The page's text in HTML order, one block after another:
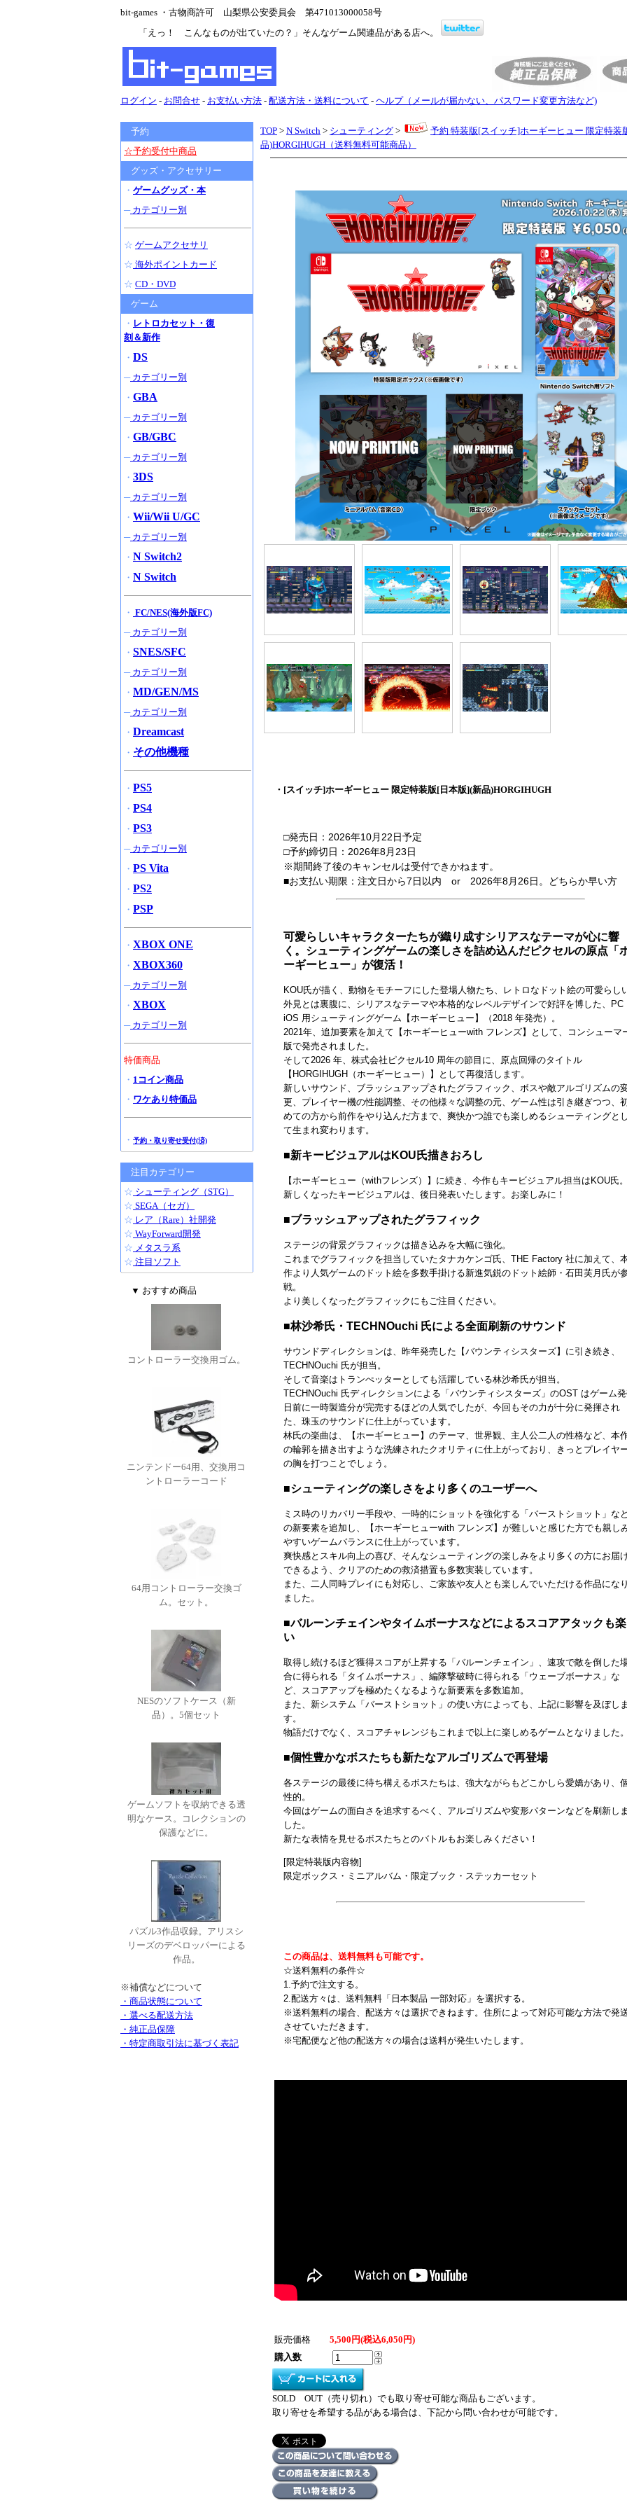
bit-games ・古物商許可 山梨県公安委員会 第471013000058号
「えっ！ こんなものが出ていたの？」そんなゲーム関連品がある店へ。
ログイン - お問合せ - お支払い方法 - 配送方法・送料について - ヘルプ（メールが届かない、パスワード変更方法など)
TOP > N Switch > シューティング >
予約 特装版[スイッチ]ホーギーヒュー 限定特装
品)HORGIHUGH（送料無料可能商品）
・[スイッチ]ホーギーヒュー 限定特装版[日本版](新品)HORGIHUGH
□発売日：2026年10月22日予定
□予約締切日：2026年8月23日
※期間終了後のキャンセルは受付できかねます。
■お支払い期限：注文日から7日以内 or 2026年8月26日。どちらか早い方
可愛らしいキャラクターたちが織り成すシリアスなテーマが心に響
く。シューティングゲームの楽しさを詰め込んだピクセルの原点「
ーギーヒュー」が復活！
KOU氏が描く、動物をモチーフにした登場人物たち、レトロなドット絵の可愛らし
外見とは裏腹に、シリアスなテーマや本格的なレベルデザインで好評を博した、PC
iOS 用シューティングゲーム【ホーギーヒュー】（2018 年発売）。
2021年、追加要素を加えて【ホーギーヒューwith フレンズ】として、コンシューマ
版で発売されました。
そして2026 年、株式会社ピクセル10 周年の節目に、原点回帰のタイトル
【HORGIHUGH（ホーギーヒュー）】として再復活します。
新しいサウンド、ブラッシュアップされたグラフィック、ボスや敵アルゴリズムの
更、プレイヤー機の性能調整、その他様々な調整の元、ゲーム性は引き継ぎつつ、
めての方から前作をやり込んだ方まで、爽快かつ誰でも楽しめるシューティングとし
て生まれ変わります。
■新キービジュアルはKOU氏描きおろし
【ホーギーヒュー（withフレンズ）】に続き、今作もキービジュアル担当はKOU氏。
新しくなったキービジュアルは、後日発表いたします。お楽しみに！
■ブラッシュアップされたグラフィック
ステージの背景グラフィックは描き込みを大幅に強化。
これまでグラフィックを担当していたタナカケンゴ氏、THE Factory 社に加えて、
作より人気ゲームのドット絵を多数手掛ける新進気鋭のドット絵師・石田芙月氏が
戦。
より美しくなったグラフィックにもご注目ください。
■林沙希氏・TECHNOuchi 氏による全面刷新のサウンド
サウンドディレクションは、昨年発売した【バウンティシスターズ】に引き続き、
TECHNOuchi 氏が担当。
そして音楽はトランぺッターとしても活躍している林沙希氏が担当。
TECHNOuchi 氏ディレクションによる「バウンティシスターズ」のOST はゲーム
日前に一時製造分が完売するほどの人気でしたが、今回もその力が十分に発揮され
た、珠玉のサウンドに仕上がっています。
林氏の楽曲は、【ホーギーヒュー】のテーマ、世界観、主人公二人の性格など、本
の輪郭を描き出すような洗練されたクオリティに仕上がっており、きっとプレイヤ
の胸を打つことでしょう。
■シューティングの楽しさをより多くのユーザーへ
ミス時のリカバリー手段や、一時的にショットを強化する「バーストショット」な
の新要素を追加し、【ホーギーヒューwith フレンズ】が難しいと感じた方でも親し
やすいゲームバランスに仕上がっています。
爽快感とスキル向上の喜び、そんなシューティングの楽しみをより多くの方にお届
できるよう、クリアのための救済措置も多数実装しています。
また、二人同時プレイにも対応し、ご家族や友人とも楽しんでいただける作品になり
ました。
■バルーンチェインやタイムボーナスなどによるスコアアタックも楽
い
取得し続けるほど獲得スコアが上昇する「バルーンチェイン」、速攻で敵を倒した
合に得られる「タイムボーナス」、編隊撃破時に得られる「ウェーブボーナス」な
ど、スコアアップを極めたくなるような新要素を多数追加。
また、新システム「バーストショット」の使い方によっても、上記に影響を及ぼしま
す。
物語だけでなく、スコアチャレンジもこれまで以上に楽しめるゲームとなりました。
■個性豊かなボスたちも新たなアルゴリズムで再登場
各ステージの最後に待ち構えるボスたちは、強大ながらもどこかしら愛嬌があり、
性的。
今回はゲームの面白さを追求するべく、アルゴリズムや変形パターンなどを刷新しま
した。
新たな表情を見せるボスたちとのバトルもお楽しみください！
[限定特装版内容物]
限定ボックス・ミニアルバム・限定ブック・ステッカーセット
この商品は、送料無料も可能です。
☆送料無料の条件☆
1.予約で注文する。
2.配送方々は、送料無料「日本製品 一部対応」を選択する。
※送料無料の場合、配送方々は選択できねます。住所によって対応可能な方法で発
させていただきます。
※宅配便など他の配送方々の場合は送料が発生いたします。
販売価格
5,500円(税込6,050円)
購入数
SOLD OUT（売り切れ）でも取り寄せ可能な商品もございます。
取り寄せを希望する品がある場合は、下記から問い合わせが可能です。
予約
☆予約受付中商品
グッズ・アクセサリー
・ ゲームグッズ・本
─カテゴリー別
☆ ゲームアクセサリ
☆ 海外ポイントカード
☆ CD・DVD
ゲーム
・ レトロカセット・復
刻＆新作
・ DS
─カテゴリー別
・ GBA
─カテゴリー別
・ GB/GBC
─カテゴリー別
・ 3DS
─カテゴリー別
・ Wii/Wii U/GC
─カテゴリー別
・ N Switch2
・ N Switch
・ FC/NES(海外版FC)
─カテゴリー別
・ SNES/SFC
─カテゴリー別
・ MD/GEN/MS
─カテゴリー別
・ Dreamcast
・ その他機種
・ PS5
・ PS4
・ PS3
─カテゴリー別
・ PS Vita
・ PS2
・ PSP
・ XBOX ONE
・ XBOX360
─カテゴリー別
・ XBOX
─カテゴリー別
特価商品
・ 1コイン商品
・ ワケあり特価品
・ 予約・取り寄せ受付(済)
注目カテゴリー
☆ シューティング（STG）
☆ SEGA（セガ）
☆ レア（Rare）社開発
☆ WayForward開発
☆ メタスラ系
☆ 注目ソフト
▼ おすすめ商品
コントローラー交換用ゴム。
ニンテンドー64用、交換用コ
ントローラーコード
64用コントローラー交換ゴ
ム。セット。
NESのソフトケース（新
品）。5個セット
ゲームソフトを収納できる透
明なケース。コレクションの
保護などに。
パズル3作品収録。アリスシ
リーズのデベロッパーによる
作品。
※補償などについて
・商品状態について
・選べる配送方法
・純正品保障
・特定商取引法に基づく表記